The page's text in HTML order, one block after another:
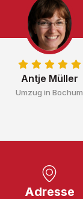
Antje Müller
Umzug in Bochum
Adresse